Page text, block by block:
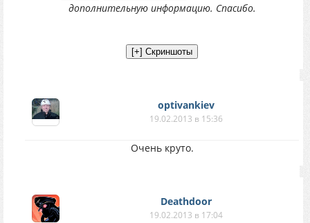
дополнительную информацию. Спасибо.
optivankiev
19.02.2013 в 15:36
Очень круто.
Deathdoor
19.02.2013 в 17:04